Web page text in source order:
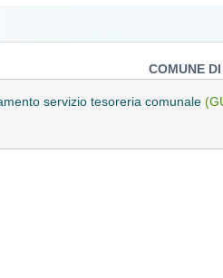
COMUNE
servizio tesoreria comunale